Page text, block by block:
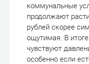
коммунальные
продолжают
рублей скорее
ощутимая. В
чувствуют
особенно если